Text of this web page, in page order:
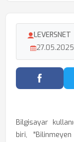
LEVERSNET
27.05.2025
Bilgisayar
biri, "Bilinmeyen